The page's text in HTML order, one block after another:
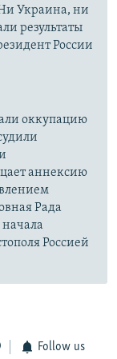
Украина, ни
результаты
России
оккупацию
аннексию
Рада
Россией
Follow us